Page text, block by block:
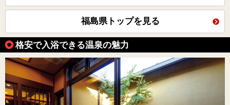
福島県トップを見る
格安で入浴できる温泉の魅力